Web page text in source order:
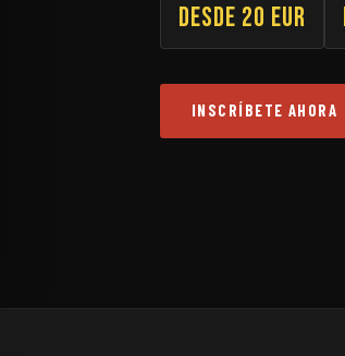
Desde 20 EUR
INSCRÍBETE AHORA